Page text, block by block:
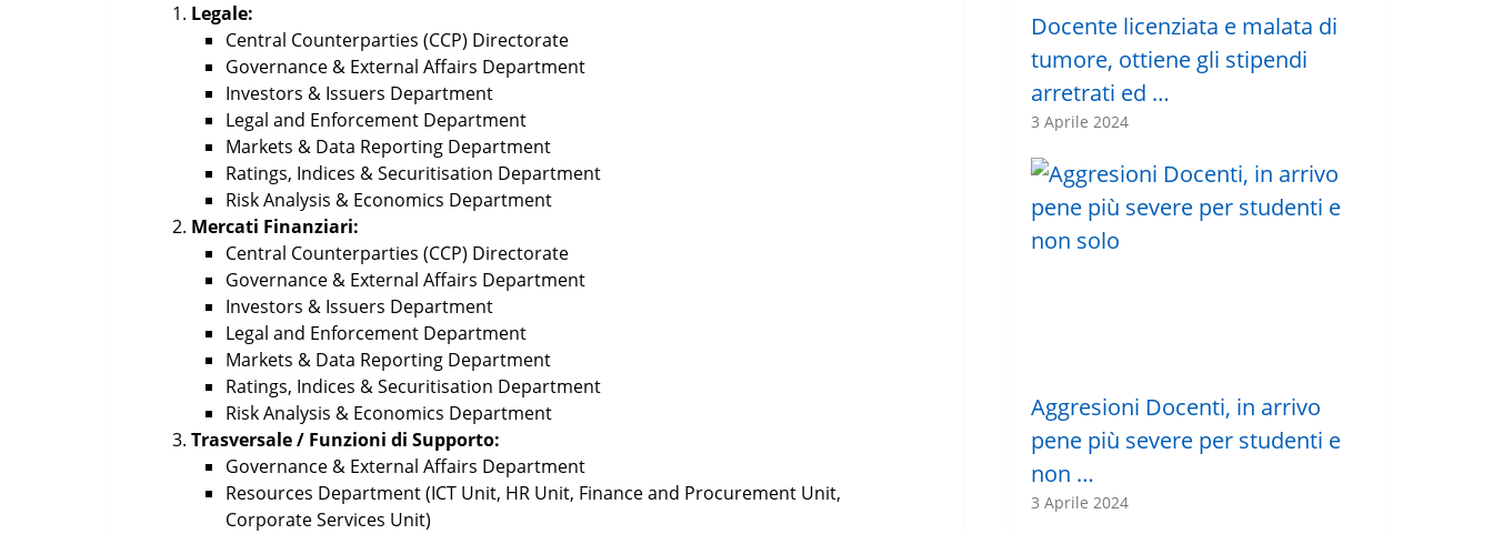
Legale:
Central Counterparties (CCP) Directorate
Governance & External Affairs Department
Investors & Issuers Department
Legal and Enforcement Department
Markets & Data Reporting Department
Ratings, Indices & Securitisation Department
Risk Analysis & Economics Department
Mercati Finanziari:
Central Counterparties (CCP) Directorate
Governance & External Affairs Department
Investors & Issuers Department
Legal and Enforcement Department
Markets & Data Reporting Department
Ratings, Indices & Securitisation Department
Risk Analysis & Economics Department
Trasversale / Funzioni di Supporto:
Governance & External Affairs Department
Resources Department (ICT Unit, HR Unit, Finance and Procurement Unit,
Corporate Services Unit)
Docente licenziata e malata di
tumore, ottiene gli stipendi
arretrati ed …
3 Aprile 2024
Aggresioni Docenti, in arrivo
pene più severe per studenti e
non …
3 Aprile 2024